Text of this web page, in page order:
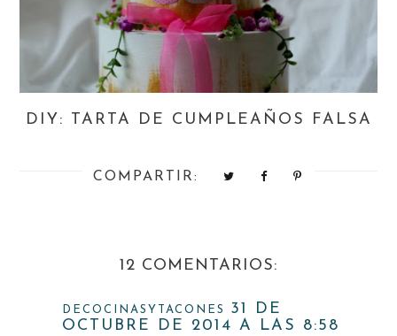
DIY: TARTA DE CUMPLEAÑOS FALSA
COMPARTIR:
12 COMENTARIOS:
DECOCINASYTACONES
31 DE
OCTUBRE DE 2014 A LAS 8:58